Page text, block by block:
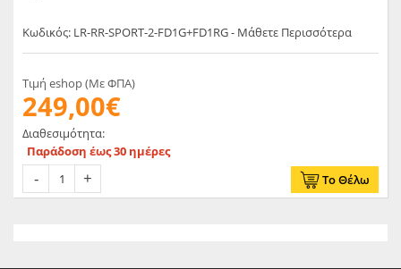
Κωδικός: LR-RR-SPORT-2-FD1G+FD1RG - Μάθετε Περισσότερα
Τιμή eshop (Με ΦΠΑ)
249,00€
Διαθεσιμότητα:
Παράδοση έως 30 ημέρες
Το Θέλω